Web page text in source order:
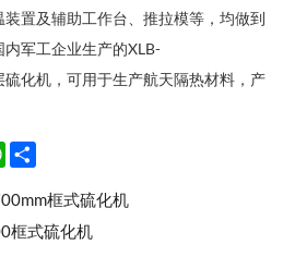
置及辅助工作台、推拉模等，均做到
军工企业生产的XLB-
化机，可用于生产航天隔热材料，产
WhatsApp
框式硫化机
框式硫化机